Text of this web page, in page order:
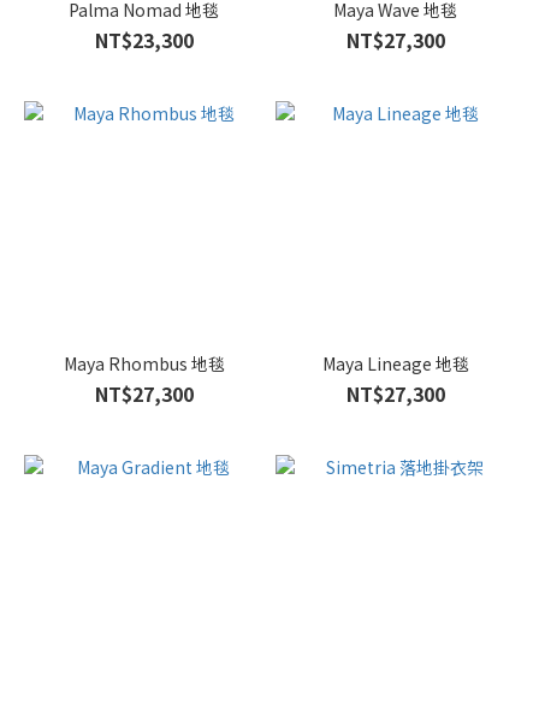
Palma Nomad 地毯
NT$23,300
Maya Wave 地毯
NT$27,300
Maya Rhombus 地毯
NT$27,300
Maya Lineage 地毯
NT$27,300